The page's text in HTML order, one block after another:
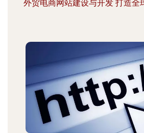
外贸电商网站建设与开发 打造全